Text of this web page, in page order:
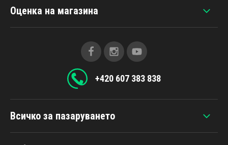
Всичко за пазаруването
Оценка на магазина
+420 607 383 838